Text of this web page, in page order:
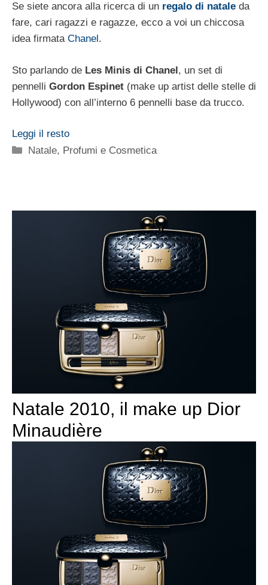
Se siete ancora alla ricerca di un regalo di natale da
fare, cari ragazzi e ragazze, ecco a voi un chiccosa
idea firmata Chanel.
Sto parlando de Les Minis di Chanel, un set di
pennelli Gordon Espinet (make up artist delle stelle di
Hollywood) con all’interno 6 pennelli base da trucco.
Leggi il resto
Categorie
Natale, Profumi e Cosmetica
Natale 2010, il make up Dior
Minaudière